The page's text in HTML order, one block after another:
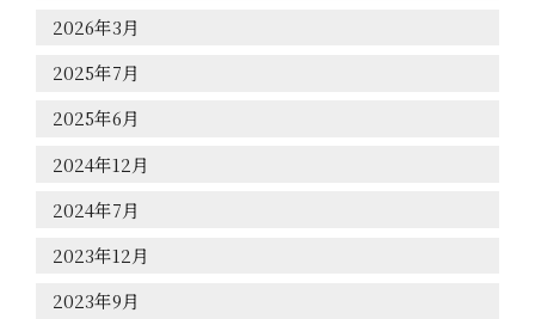
2026年3月
2025年7月
2025年6月
2024年12月
2024年7月
2023年12月
2023年9月